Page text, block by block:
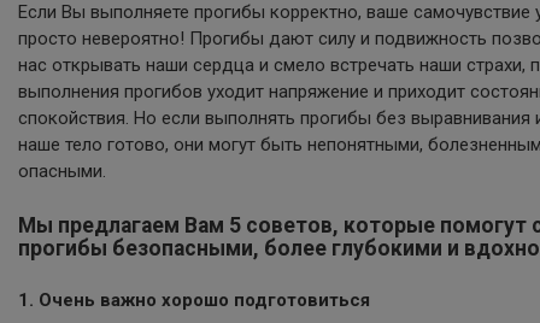
Если Вы выполняете прогибы корректно, ваше самочувствие
просто невероятно! Прогибы дают силу и подвижность
нас открывать наши сердца и смело встречать наши страхи,
выполнения прогибов уходит напряжение и приходит
спокойствия. Но если выполнять прогибы без выравнивания
наше тело готово, они могут быть непонятными,
опасными.
Мы предлагаем Вам 5 советов, которые помогут
прогибы безопасными, более глубокими и
1. Очень важно хорошо подготовиться